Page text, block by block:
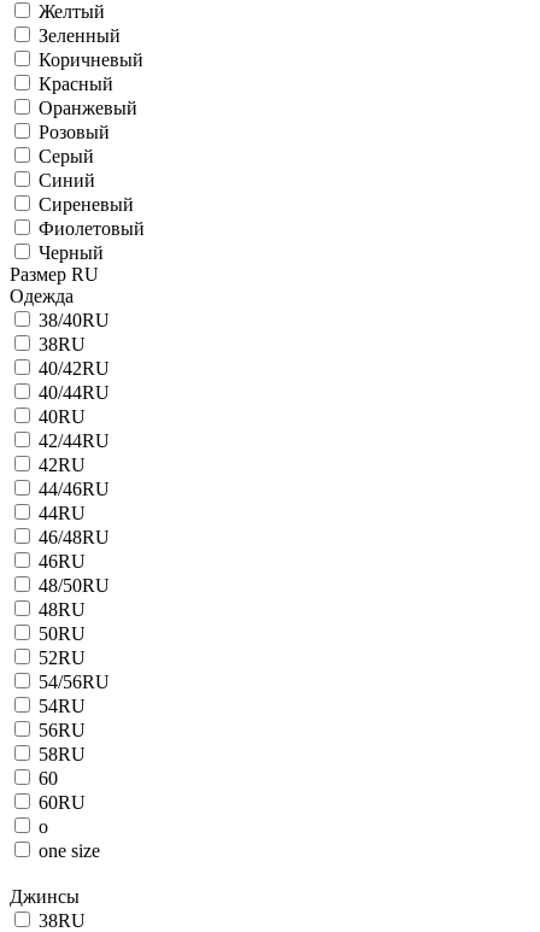
Желтый
Зеленный
Коричневый
Красный
Оранжевый
Розовый
Серый
Синий
Сиреневый
Фиолетовый
Черный
Размер RU
Одежда
38/40RU
38RU
40/42RU
40/44RU
40RU
42/44RU
42RU
44/46RU
44RU
46/48RU
46RU
48/50RU
48RU
50RU
52RU
54/56RU
54RU
56RU
58RU
60
60RU
o
one size
Джинсы
38RU